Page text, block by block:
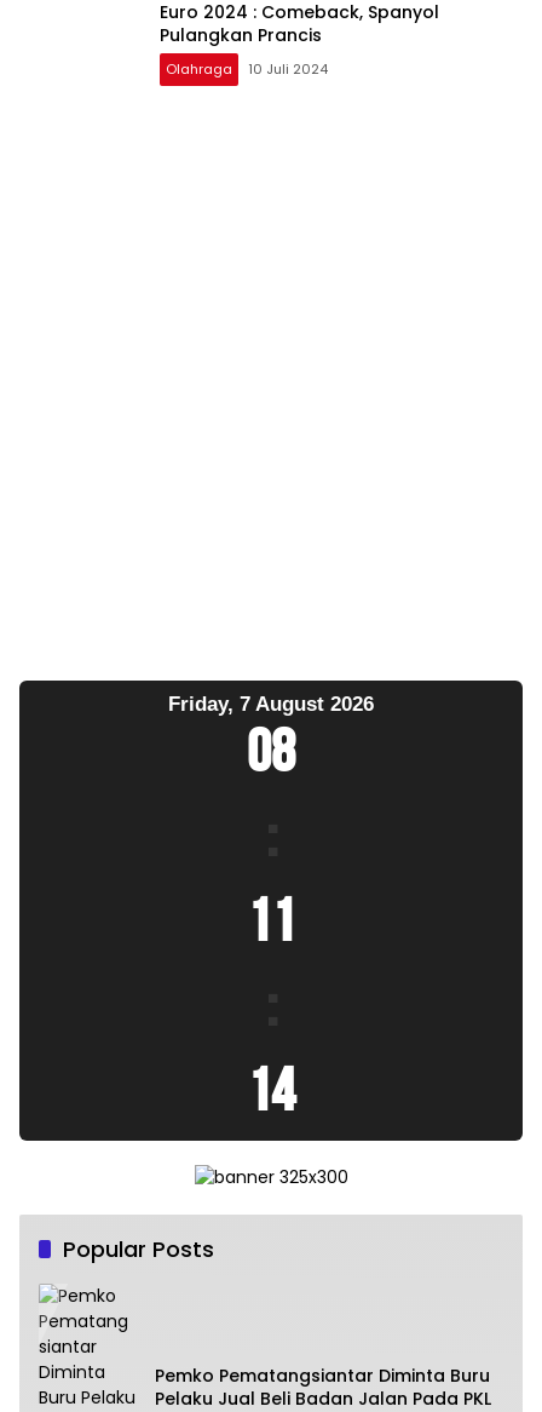
Euro 2024 : Comeback, Spanyol
Pulangkan Prancis
Olahraga 10 Juli 2024
Friday, 7 August 2026
08
11
15
Popular Posts
Pemko Pematangsiantar Diminta Buru
Pelaku Jual Beli Badan Jalan Pada PKL